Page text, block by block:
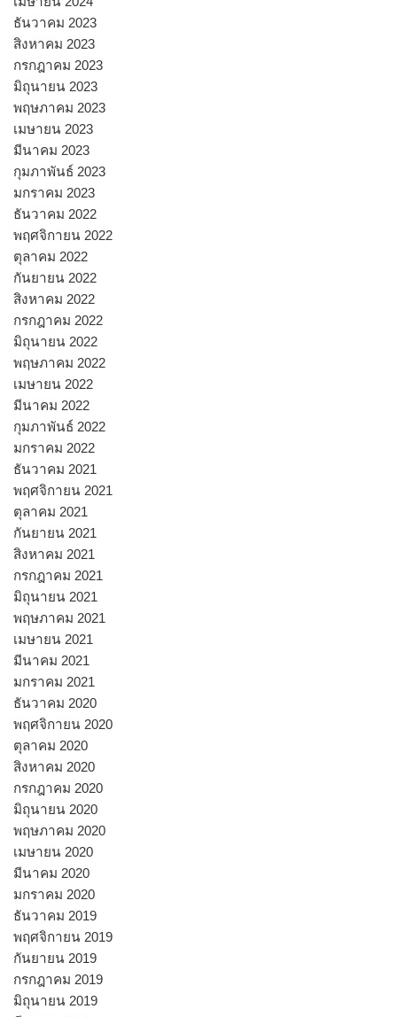
ธันวาคม 2023
สิงหาคม 2023
กรกฎาคม 2023
มิถุนายน 2023
พฤษภาคม 2023
เมษายน 2023
มีนาคม 2023
กุมภาพันธ์ 2023
มกราคม 2023
ธันวาคม 2022
พฤศจิกายน 2022
ตุลาคม 2022
กันยายน 2022
สิงหาคม 2022
กรกฎาคม 2022
มิถุนายน 2022
พฤษภาคม 2022
เมษายน 2022
มีนาคม 2022
กุมภาพันธ์ 2022
มกราคม 2022
ธันวาคม 2021
พฤศจิกายน 2021
ตุลาคม 2021
กันยายน 2021
สิงหาคม 2021
กรกฎาคม 2021
มิถุนายน 2021
พฤษภาคม 2021
เมษายน 2021
มีนาคม 2021
มกราคม 2021
ธันวาคม 2020
พฤศจิกายน 2020
ตุลาคม 2020
สิงหาคม 2020
กรกฎาคม 2020
มิถุนายน 2020
พฤษภาคม 2020
เมษายน 2020
มีนาคม 2020
มกราคม 2020
ธันวาคม 2019
พฤศจิกายน 2019
กันยายน 2019
กรกฎาคม 2019
มิถุนายน 2019